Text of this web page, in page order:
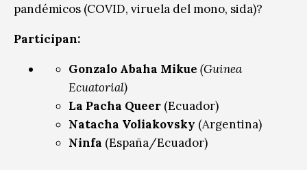
pandémicos (COVID, viruela del mono, sida)?
Participan:
Gonzalo Abaha Mikue (Guinea
Ecuatorial)
La Pacha Queer (Ecuador)
Natacha Voliakovsky (Argentina)
Ninfa (España/Ecuador)